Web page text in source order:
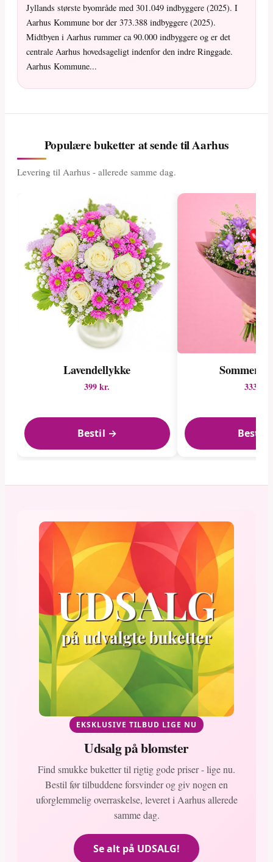
Jyllands største byområde med 301.049 indbyggere (2025). I
Aarhus Kommune bor der 373.388 indbyggere (2025).
Midtbyen i Aarhus rummer ca 90.000 indbyggere og er det
centrale Aarhus hovedsageligt indenfor den indre Ringgade.
Aarhus Kommune...
Populære buketter at sende til Aarhus
Levering til Aarhus - allerede samme dag.
Lavendellykke
399 kr.
Bestil →
333 kr.
Bestil
EKSKLUSIVE TILBUD LIGE NU
Udsalg på blomster
Find smukke buketter til rigtig gode priser - lige nu.
Bestil før tilbuddene forsvinder og giv nogen en
uforglemmelig overraskelse, leveret i Aarhus allerede
samme dag.
Se alt på UDSALG!